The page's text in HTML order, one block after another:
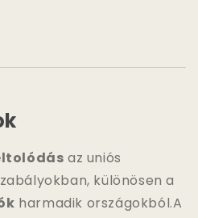
az uniós
különösen a
harmadik országokból.A